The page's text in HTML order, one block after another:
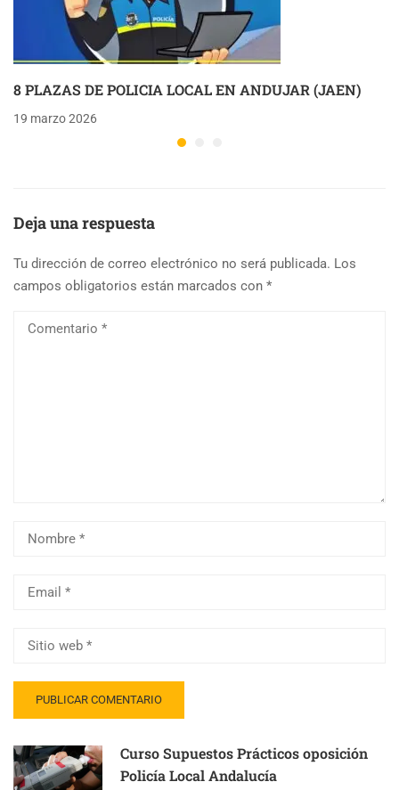
8 PLAZAS DE POLICIA LOCAL EN ANDUJAR (JAEN)
19 marzo 2026
Deja una respuesta
Tu dirección de correo electrónico no será publicada. Los
campos obligatorios están marcados con *
Curso Supuestos Prácticos oposición
Policía Local Andalucía